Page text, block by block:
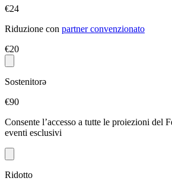
€24
Riduzione con partner convenzionato
€20
Sostenitorǝ
€90
Consente l’accesso a tutte le proiezioni del
eventi esclusivi
Ridotto